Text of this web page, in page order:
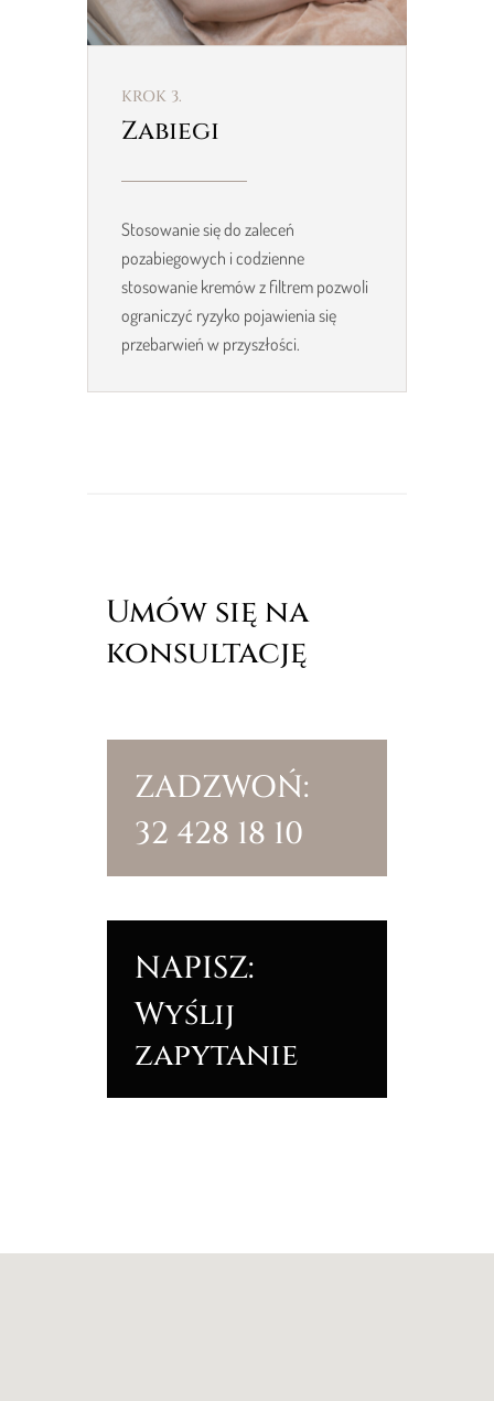
Zabiegi
KROK 3.
Stosowanie się do zaleceń
pozabiegowych i codzienne
stosowanie kremów z filtrem pozwoli
ograniczyć ryzyko pojawienia się
przebarwień w przyszłości.
Umów się na
konsultację
ZADZWOŃ:
32 428 18 10
NAPISZ:
Wyślij
zapytanie